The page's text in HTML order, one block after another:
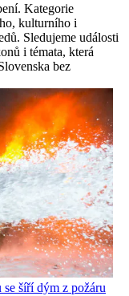
Kategorie
kulturního i
Sledujeme události
i témata, která
bez
šíří dým z požáru